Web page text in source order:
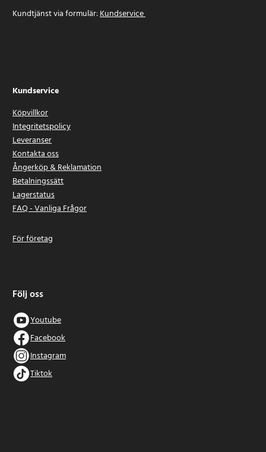
Kundtjänst via formulär:Kundservice
Kundservice
Köpvillkor
Integritetspolicy
Leveranser
Kontakta oss
Ångerköp & Reklamation
Betalningssätt
Lagerstatus
FAQ - Vanliga Frågor
För företag
Följ oss
Youtube
Facebook
Instagram
Tiktok